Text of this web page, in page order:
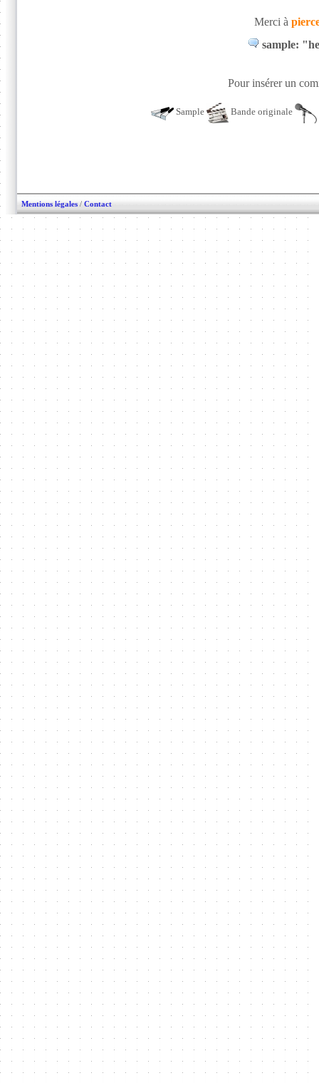
Merci à
sample:
Pour insérer un
Sample Bande originale
Mentions légales / Contact